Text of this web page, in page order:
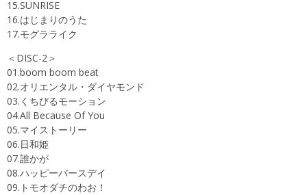
15.SUNRISE
16.はじまりのうた
17.モグラライク
＜DISC-2＞
01.boom boom beat
02.オリエンタル・ダイヤモンド
03.くちびるモーション
04.All Because Of You
05.マイストーリー
06.日和姫
07.誰かが
08.ハッピーバースデイ
09.トモオダチのわお！